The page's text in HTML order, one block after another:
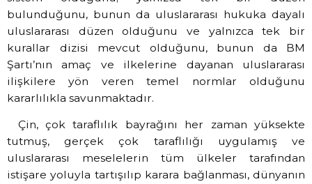
bulunduğunu, bunun da uluslararası hukuka dayalı
uluslararası düzen olduğunu ve yalnızca tek bir
kurallar dizisi mevcut olduğunu, bunun da BM
Şartı’nın amaç ve ilkelerine dayanan uluslararası
ilişkilere yön veren temel normlar olduğunu
kararlılıkla savunmaktadır.
Çin, çok taraflılık bayrağını her zaman yüksekte
tutmuş, gerçek çok taraflılığı uygulamış ve
uluslararası meselelerin tüm ülkeler tarafından
istişare yoluyla tartışılıp karara bağlanması, dünyanın